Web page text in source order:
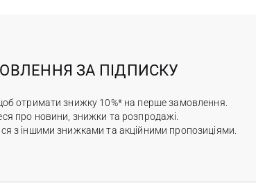
ЗА ПІДПИСКУ
отримати знижку 10%* на перше замовлення.
про новини, знижки та розпродажі.
з іншими знижками та акційними пропозиціями.